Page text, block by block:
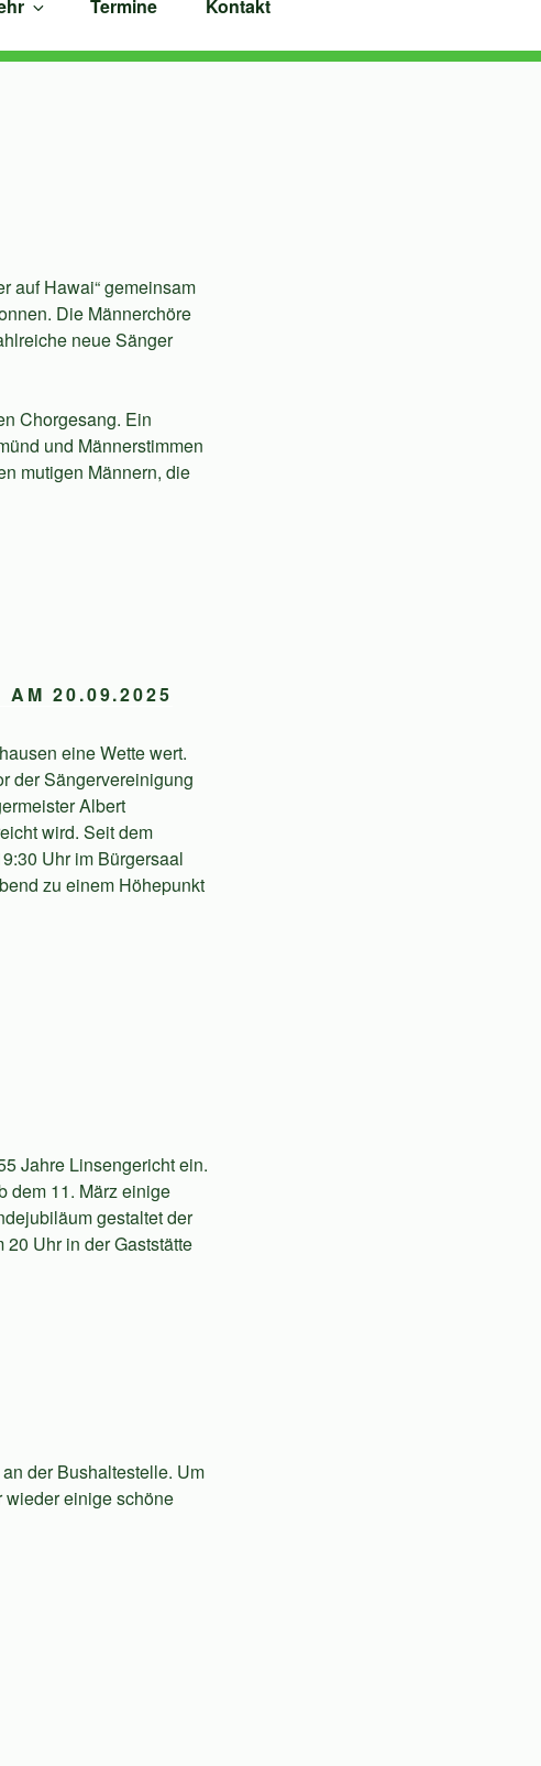
Termine Kontakt
auf Hawai“ gemeinsam
Die Männerchöre
neue Sänger
Chorgesang. Ein
und Männerstimmen
mutigen Männern, die
AM 20.09.2025
eine Wette wert.
der Sängervereinigung
Albert
wird. Seit dem
Uhr im Bürgersaal
zu einem Höhepunkt
Jahre Linsengericht ein.
dem 11. März einige
gestaltet der
Uhr in der Gaststätte
der Bushaltestelle. Um
wieder einige schöne